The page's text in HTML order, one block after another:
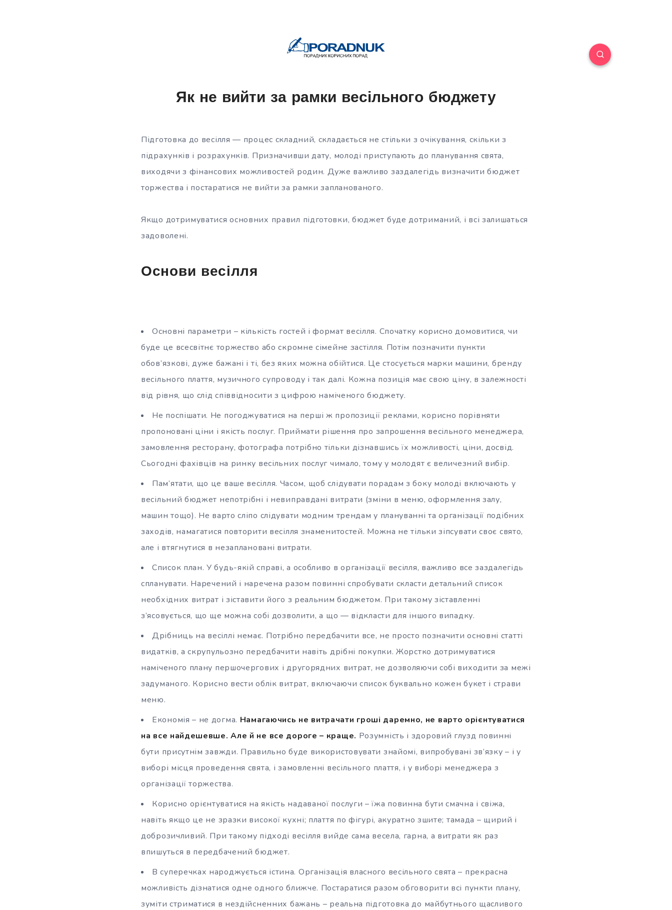
Як не вийти за рамки весільного бюджету
Підготовка до весілля — процес складний, складається не стільки з очікування, скільки з
підрахунків і розрахунків. Призначивши дату, молоді приступають до планування свята,
виходячи з фінансових можливостей родин. Дуже важливо заздалегідь визначити бюджет
торжества і постаратися не вийти за рамки запланованого.
Якщо дотримуватися основних правил підготовки, бюджет буде дотриманий, і всі залишаться
задоволені.
Основи весілля
Основні параметри – кількість гостей і формат весілля. Спочатку корисно домовитися, чи
буде це всесвітнє торжество або скромне сімейне застілля. Потім позначити пункти
обов’язкові, дуже бажані і ті, без яких можна обійтися. Це стосується марки машини, бренду
весільного плаття, музичного супроводу і так далі. Кожна позиція має свою ціну, в залежності
від рівня, що слід співвідносити з цифрою наміченого бюджету.
Не поспішати. Не погоджуватися на перші ж пропозиції реклами, корисно порівняти
пропоновані ціни і якість послуг. Приймати рішення про запрошення весільного менеджера,
замовлення ресторану, фотографа потрібно тільки дізнавшись їх можливості, ціни, досвід.
Сьогодні фахівців на ринку весільних послуг чимало, тому у молодят є величезний вибір.
Пам’ятати, що це ваше весілля. Часом, щоб слідувати порадам з боку молоді включають у
весільний бюджет непотрібні і невиправдані витрати (зміни в меню, оформлення залу,
машин тощо). Не варто сліпо слідувати модним трендам у плануванні та організації подібних
заходів, намагатися повторити весілля знаменитостей. Можна не тільки зіпсувати своє свято,
але і втягнутися в незаплановані витрати.
Список план. У будь-якій справі, а особливо в організації весілля, важливо все заздалегідь
спланувати. Наречений і наречена разом повинні спробувати скласти детальний список
необхідних витрат і зіставити його з реальним бюджетом. При такому зіставленні
з’ясовується, що ще можна собі дозволити, а що — відкласти для іншого випадку.
Дрібниць на весіллі немає. Потрібно передбачити все, не просто позначити основні статті
видатків, а скрупульозно передбачити навіть дрібні покупки. Жорстко дотримуватися
наміченого плану першочергових і другорядних витрат, не дозволяючи собі виходити за межі
задуманого. Корисно вести облік витрат, включаючи список буквально кожен букет і страви
меню.
Економія – не догма. Намагаючись не витрачати гроші даремно, не варто орієнтуватися
на все найдешевше. Але й не все дороге – краще. Розумність і здоровий глузд повинні
бути присутнім завжди. Правильно буде використовувати знайомі, випробувані зв’язку – і у
виборі місця проведення свята, і замовленні весільного плаття, і у виборі менеджера з
організації торжества.
Корисно орієнтуватися на якість надаваної послуги – їжа повинна бути смачна і свіжа,
навіть якщо це не зразки високої кухні; плаття по фігурі, акуратно зшите; тамада – щирий і
доброзичливий. При такому підході весілля вийде сама весела, гарна, а витрати як раз
впишуться в передбачений бюджет.
В суперечках народжується істина. Організація власного весільного свята – прекрасна
можливість дізнатися одне одного ближче. Постаратися разом обговорити всі пункти плану,
зуміти стриматися в нездійсненних бажань – реальна підготовка до майбутнього щасливого